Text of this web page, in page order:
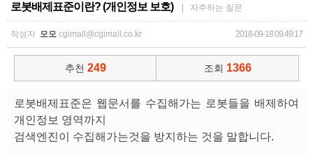
로봇배제표준이란? (개인정보 보호) | 자주하는 질문
작성자 모모 cgimall@cgimall.co.kr 2018-09-18 09:49:17
추천 249 조회 1366
로봇배제표준은 웹문서를 수집해가는 로봇들을 배제하여
개인정보 영역까지
검색엔진이 수집해가는것을 방지하는 것을 말합니다.